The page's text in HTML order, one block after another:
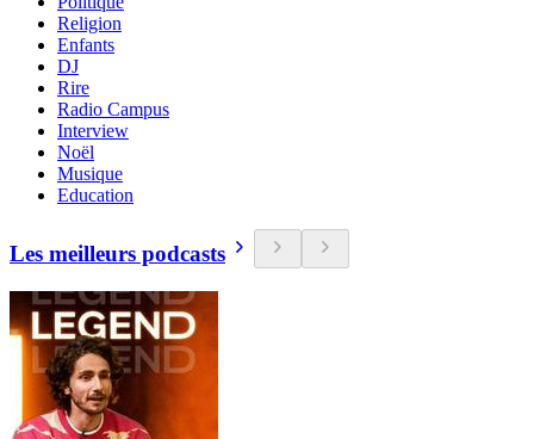
Religion
Enfants
DJ
Rire
Radio Campus
Interview
Noël
Musique
Education
Les meilleurs podcasts